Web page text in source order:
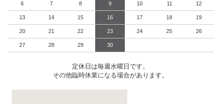
6 7 8 9 10 11 12
13 14 15 16 17 18 19
20 21 22 23 24 25 26
27 28 29 30
定休日は毎週水曜日です。
その他臨時休業になる場合があります。